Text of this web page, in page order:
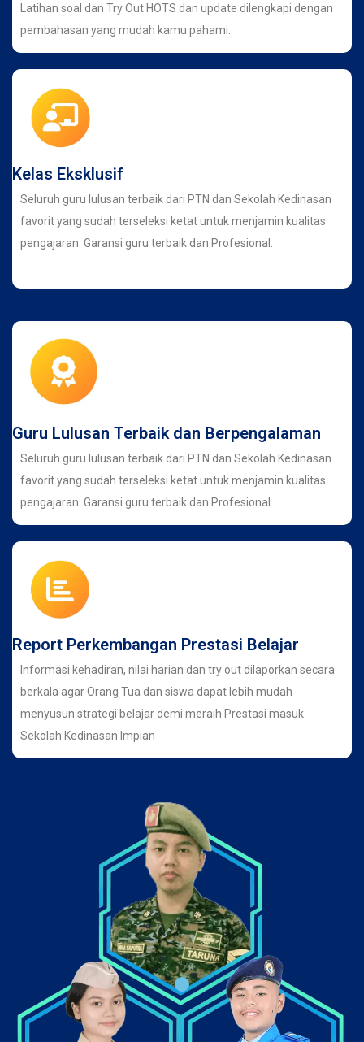
Latihan soal dan Try Out HOTS dan update dilengkapi dengan
pembahasan yang mudah kamu pahami.
Kelas Eksklusif
Seluruh guru lulusan terbaik dari PTN dan Sekolah Kedinasan
favorit yang sudah terseleksi ketat untuk menjamin kualitas
pengajaran. Garansi guru terbaik dan Profesional.
Guru Lulusan Terbaik dan Berpengalaman
Seluruh guru lulusan terbaik dari PTN dan Sekolah Kedinasan
favorit yang sudah terseleksi ketat untuk menjamin kualitas
pengajaran. Garansi guru terbaik dan Profesional.
Report Perkembangan Prestasi Belajar
Informasi kehadiran, nilai harian dan try out dilaporkan secara
berkala agar Orang Tua dan siswa dapat lebih mudah
menyusun strategi belajar demi meraih Prestasi masuk
Sekolah Kedinasan Impian